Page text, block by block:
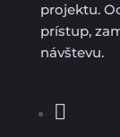
projektu.
prístup,
návštevu.